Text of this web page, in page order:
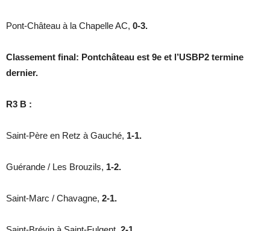
Pont-Château à la Chapelle AC, 0-3.
Classement final: Pontchâteau est 9e et l’USBP2 termine
dernier.
R3 B :
Saint-Père en Retz à Gauché, 1-1.
Guérande / Les Brouzils, 1-2.
Saint-Marc / Chavagne, 2-1.